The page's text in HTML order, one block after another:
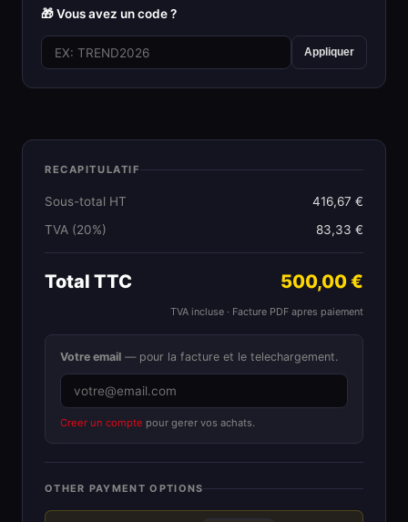
🎁 Vous avez un code ?
Appliquer
RECAPITULATIF
Sous-total HT
416,67 €
TVA (20%)
83,33 €
Total TTC 500,00 €
TVA incluse · Facture PDF apres paiement
Votre email — pour la facture et le telechargement.
Creer un compte pour gerer vos achats.
OTHER PAYMENT OPTIONS